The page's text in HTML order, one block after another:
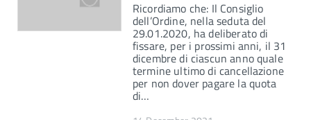
Ricordiamo che: Il Consiglio
dell’Ordine, nella seduta del
29.01.2020, ha deliberato di
fissare, per i prossimi anni, il 31
dicembre di ciascun anno quale
termine ultimo di cancellazione
per non dover pagare la quota
di…